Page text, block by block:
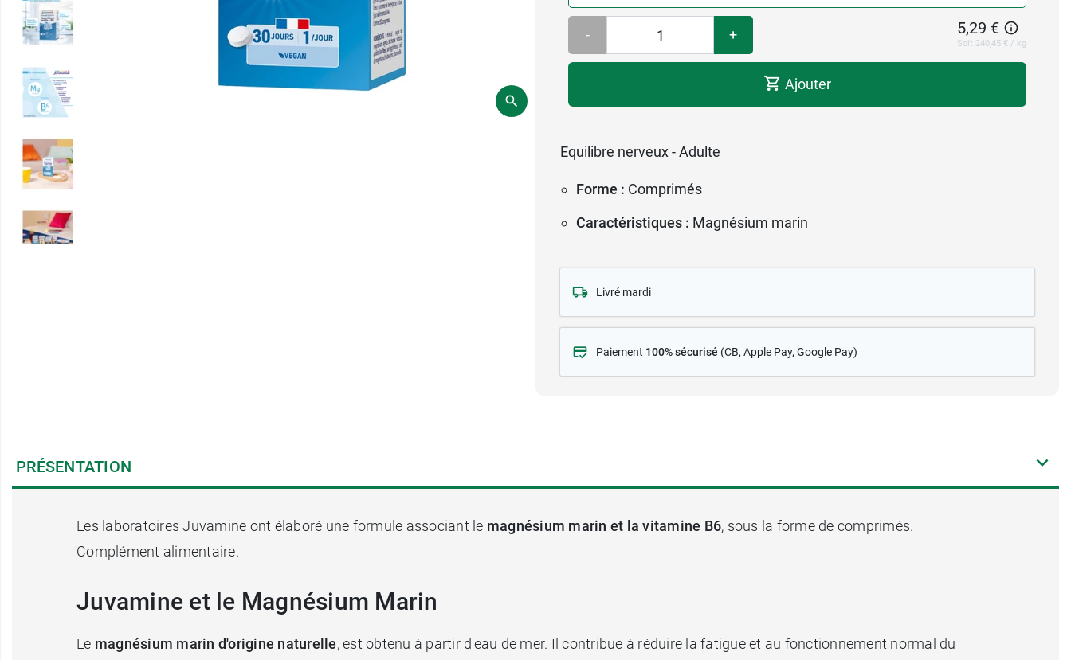
- + 5,29 €
Soit 240,45 € / kg
Ajouter
Equilibre nerveux - Adulte
Forme : Comprimés
Caractéristiques : Magnésium marin
Livré mardi
Paiement 100% sécurisé (CB, Apple Pay, Google Pay)
PRÉSENTATION
Les laboratoires Juvamine ont élaboré une formule associant le magnésium marin et la vitamine B6, sous la forme de comprimés.
Complément alimentaire.
Juvamine et le Magnésium Marin
Le magnésium marin d'origine naturelle, est obtenu à partir d'eau de mer. Il contribue à réduire la fatigue et au fonctionnement normal du